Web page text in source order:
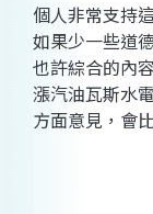
個人非常支持
如果少一些道
也許綜合的內
漲汽油瓦斯水
方面意見，會